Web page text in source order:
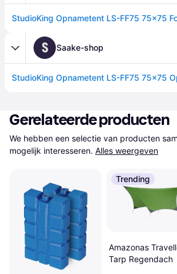
StudioKing Opnametent LS-FF75 75x75
S Saake-shop
Gerelateerde producten
We hebben een selectie van producten
mogelijk interesseren. Alles weergeven
Trending
Amazonas
Tarp Regendach